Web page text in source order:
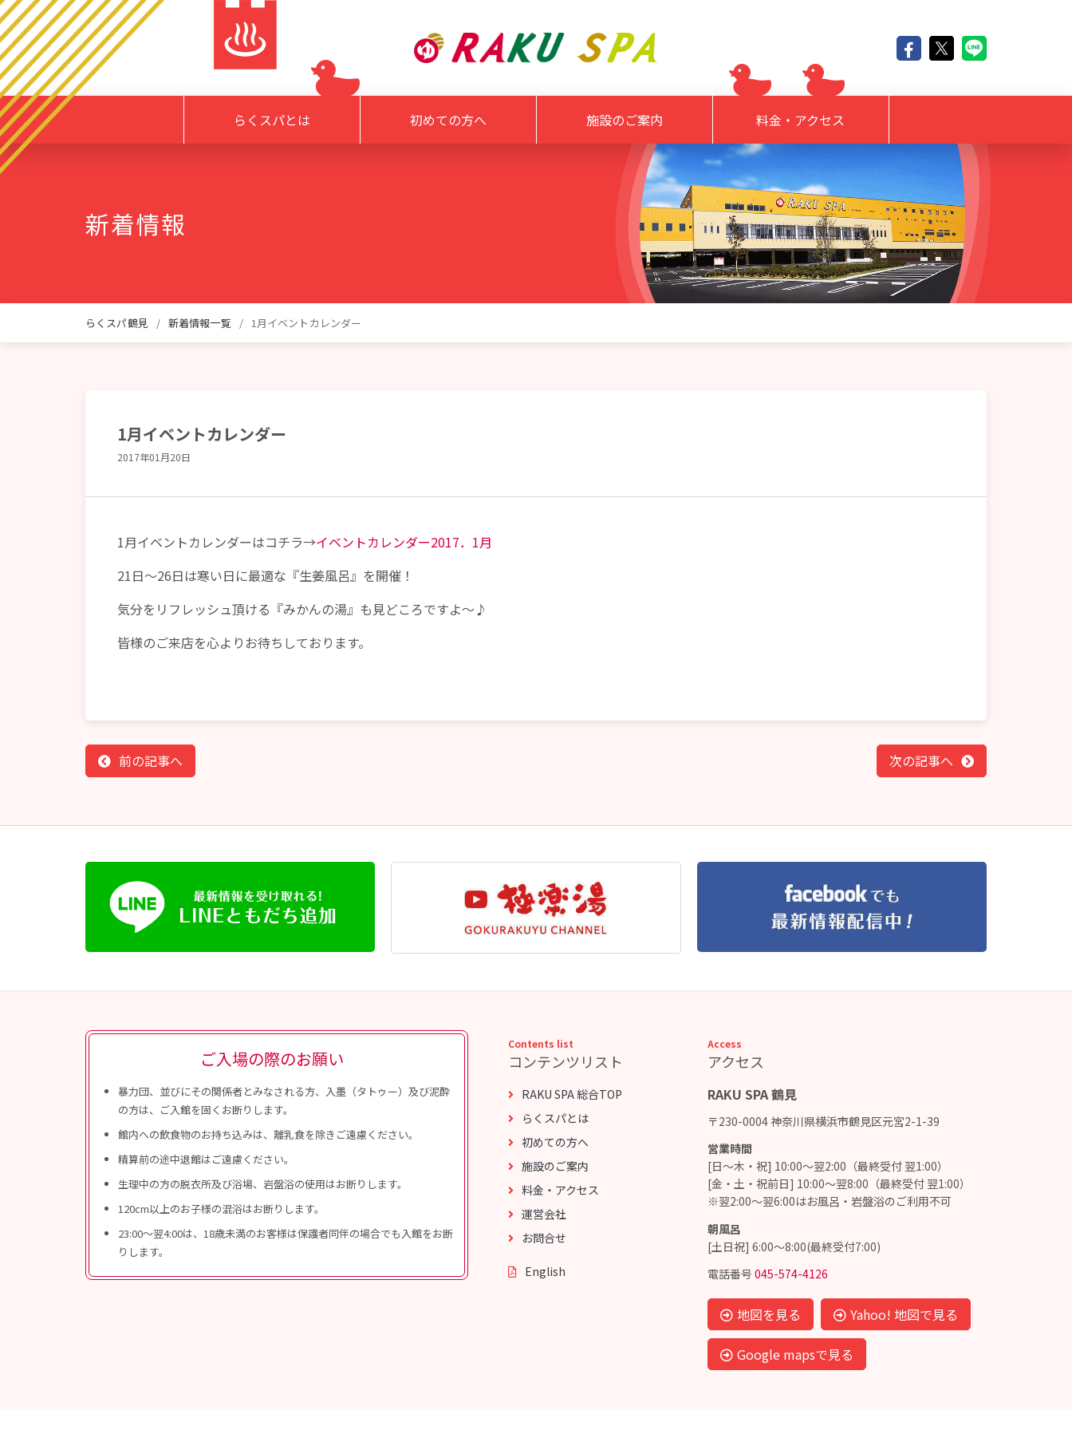
らくスパとは 初めての方へ 施設のご案内 料金・アクセス
新着情報
らくスパ鶴見 新着情報一覧 1月イベントカレンダー
1月イベントカレンダー
2017年01月20日
1月イベントカレンダーはコチラ→イベントカレンダー2017．1月
21日～26日は寒い日に最適な『生姜風呂』を開催！
気分をリフレッシュ頂ける『みかんの湯』も見どころですよ～♪
皆様のご来店を心よりお待ちしております。
前の記事へ 次の記事へ
ご入場の際のお願い
暴力団、並びにその関係者とみなされる方、入墨（タトゥー）及び泥酔
の方は、ご入館を固くお断りします。
館内への飲食物のお持ち込みは、離乳食を除きご遠慮ください。
精算前の途中退館はご遠慮ください。
生理中の方の脱衣所及び浴場、岩盤浴の使用はお断りします。
120cm以上のお子様の混浴はお断りします。
23:00〜翌4:00は、18歳未満のお客様は保護者同伴の場合でも入館をお断
りします。
Contents list
コンテンツリスト
RAKU SPA 総合TOP
らくスパとは
初めての方へ
施設のご案内
料金・アクセス
運営会社
お問合せ
English
Access
アクセス
RAKU SPA 鶴見
〒230-0004 神奈川県横浜市鶴見区元宮2-1-39
営業時間
[日～木・祝] 10:00～翌2:00（最終受付 翌1:00）
[金・土・祝前日] 10:00～翌8:00（最終受付 翌1:00）
※翌2:00～翌6:00はお風呂・岩盤浴のご利用不可
朝風呂
[土日祝] 6:00～8:00(最終受付7:00)
電話番号 045-574-4126
地図を見る Yahoo! 地図で見る
Google mapsで見る